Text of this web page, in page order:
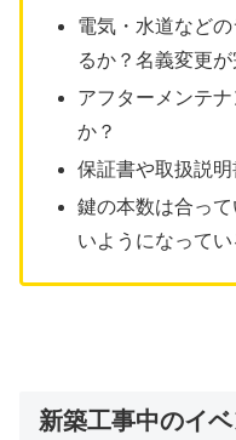
電気・水道など
るか？名義変更
アフターメンテ
か？
保証書や取扱説
鍵の本数は合っ
いようになってい
新築工事中のイベ